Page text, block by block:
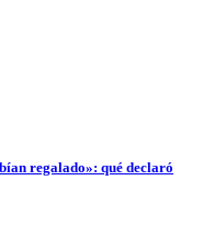
regalado»: qué declaró